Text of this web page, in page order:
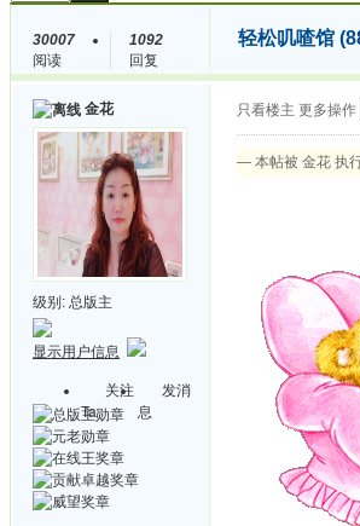
30007
阅读
1092
回复
轻松叽喳馆
金花
级别: 总版主
显示用户信息
关注
Ta
发消
息
只看楼主 更多操作
— 本帖被 金花 执